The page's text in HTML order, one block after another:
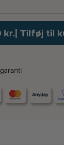
kr. | Tilføj til
vi en løsning, der